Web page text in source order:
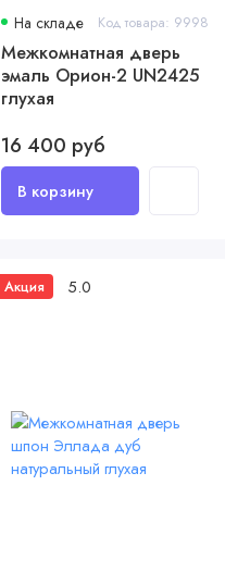
На складе Код товара: 9998
Межкомнатная дверь
эмаль Орион-2 UN2425
глухая
16 400 руб
Акция 5.0